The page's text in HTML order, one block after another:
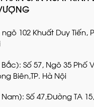
ngõ 102 Khuất Duy Tiến,
Số 57, Ngõ 35 Phố
Biên,TP. Hà Nội
Số 47,Đường TA